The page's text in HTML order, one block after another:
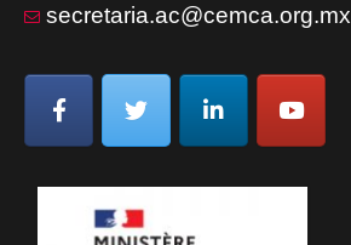
secretaria.ac@cemca.org.mx